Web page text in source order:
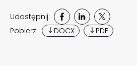
Udostępnij:
Pobierz:
DOCX PDF